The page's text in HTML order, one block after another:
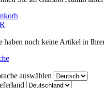
haben noch keine Artikel in
auswählen